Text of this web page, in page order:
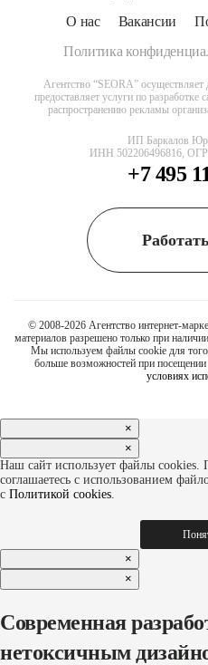
О нас
Вакансии
Политика
Агентство “SEORA” осуществляет
предоставляет услуги по разработке
распространению рекламы
ИП Баркалов
ИНН 502206496816,
+7 495
© 2008-2026 Агентство интернет-
материалов разрешено только при
Мы используем файлы cookie для
больше возможностей при посещении
условиях
×
×
Наш сайт использует файлы cookies.
соглашаетесь с использованием
с Политикой cookies.
×
×
Современная
нетоксичным